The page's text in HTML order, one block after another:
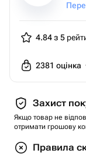
4.84 з 5
2381 оцінка
Захист
Якщо товар не
отримати грошову
Правила